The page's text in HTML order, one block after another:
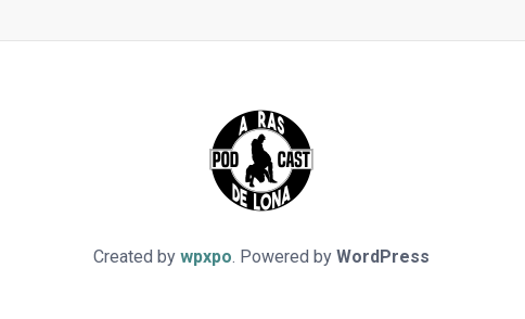
Created by wpxpo. Powered by WordPress